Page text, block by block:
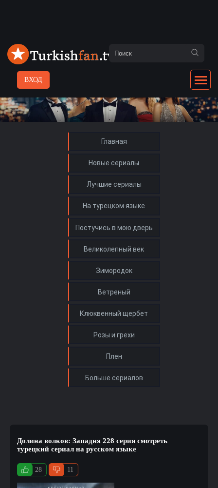
ВХОД
Главная
Новые сериалы
Лучшие сериалы
На турецком языке
Долина волков: Западня 228 серия смотреть
турецкий сериал на русском языке
28 11